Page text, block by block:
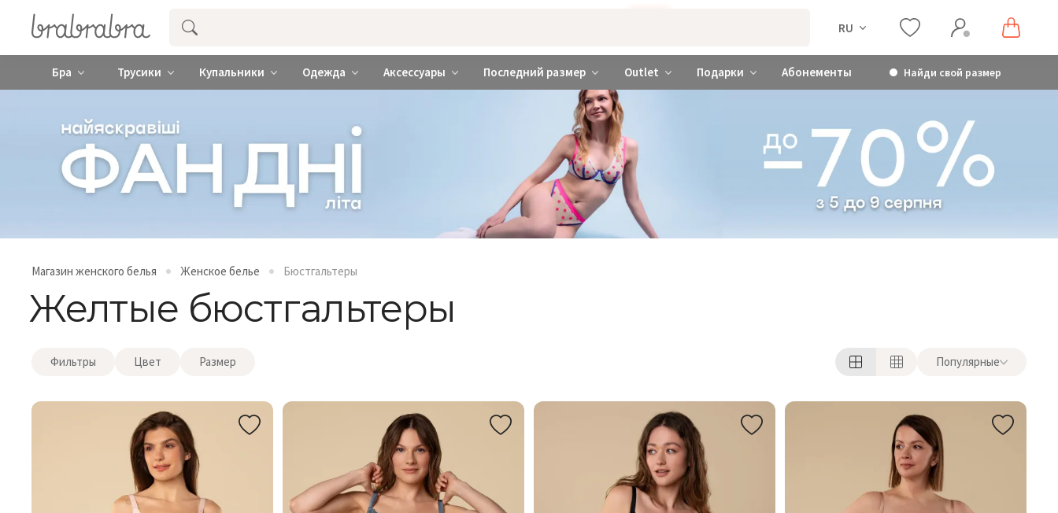
Купить нижнее женское белье ❤️ brabrabra ❤️ Киев и Украина RU
Бра Трусики Купальники Одежда Аксессуары Последний размер Outlet Подарки Абонементы Найди свой размер
Магазин женского белья Женское белье Бюстгальтеры
Желтые бюстгальтеры
Фильтры Цвет Размер Популярные